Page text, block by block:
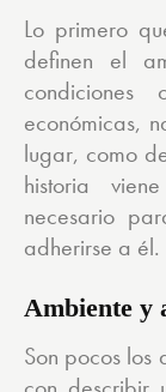
Lo primero
definen el
condiciones
económicas,
lugar, como
historia
necesario
adherirse a él.
Ambiente y
Son pocos los